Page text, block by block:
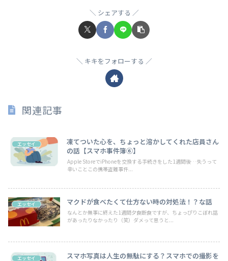
シェアする
キキをフォローする
関連記事
エッセイ
凍てついた心を、ちょっと溶かしてくれた店員さん
の話【スマホ事件簿⑥】
Apple StoreでiPhoneを交換する手続きをした1週間後…失うって
辛いことこの携帯盗難事件...
エッセイ マクドが食べたくて仕方ない時の対処法！？な話
なんとか無事に終えた1週間夕食断食ですが、ちょっぴりこぼれ話
があったりなかったり（笑）ダメって思うと...
エッセイ
スマホ写真は人生の無駄にする？スマホでの撮影を